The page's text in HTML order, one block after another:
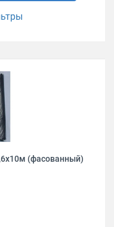
(фасованный)